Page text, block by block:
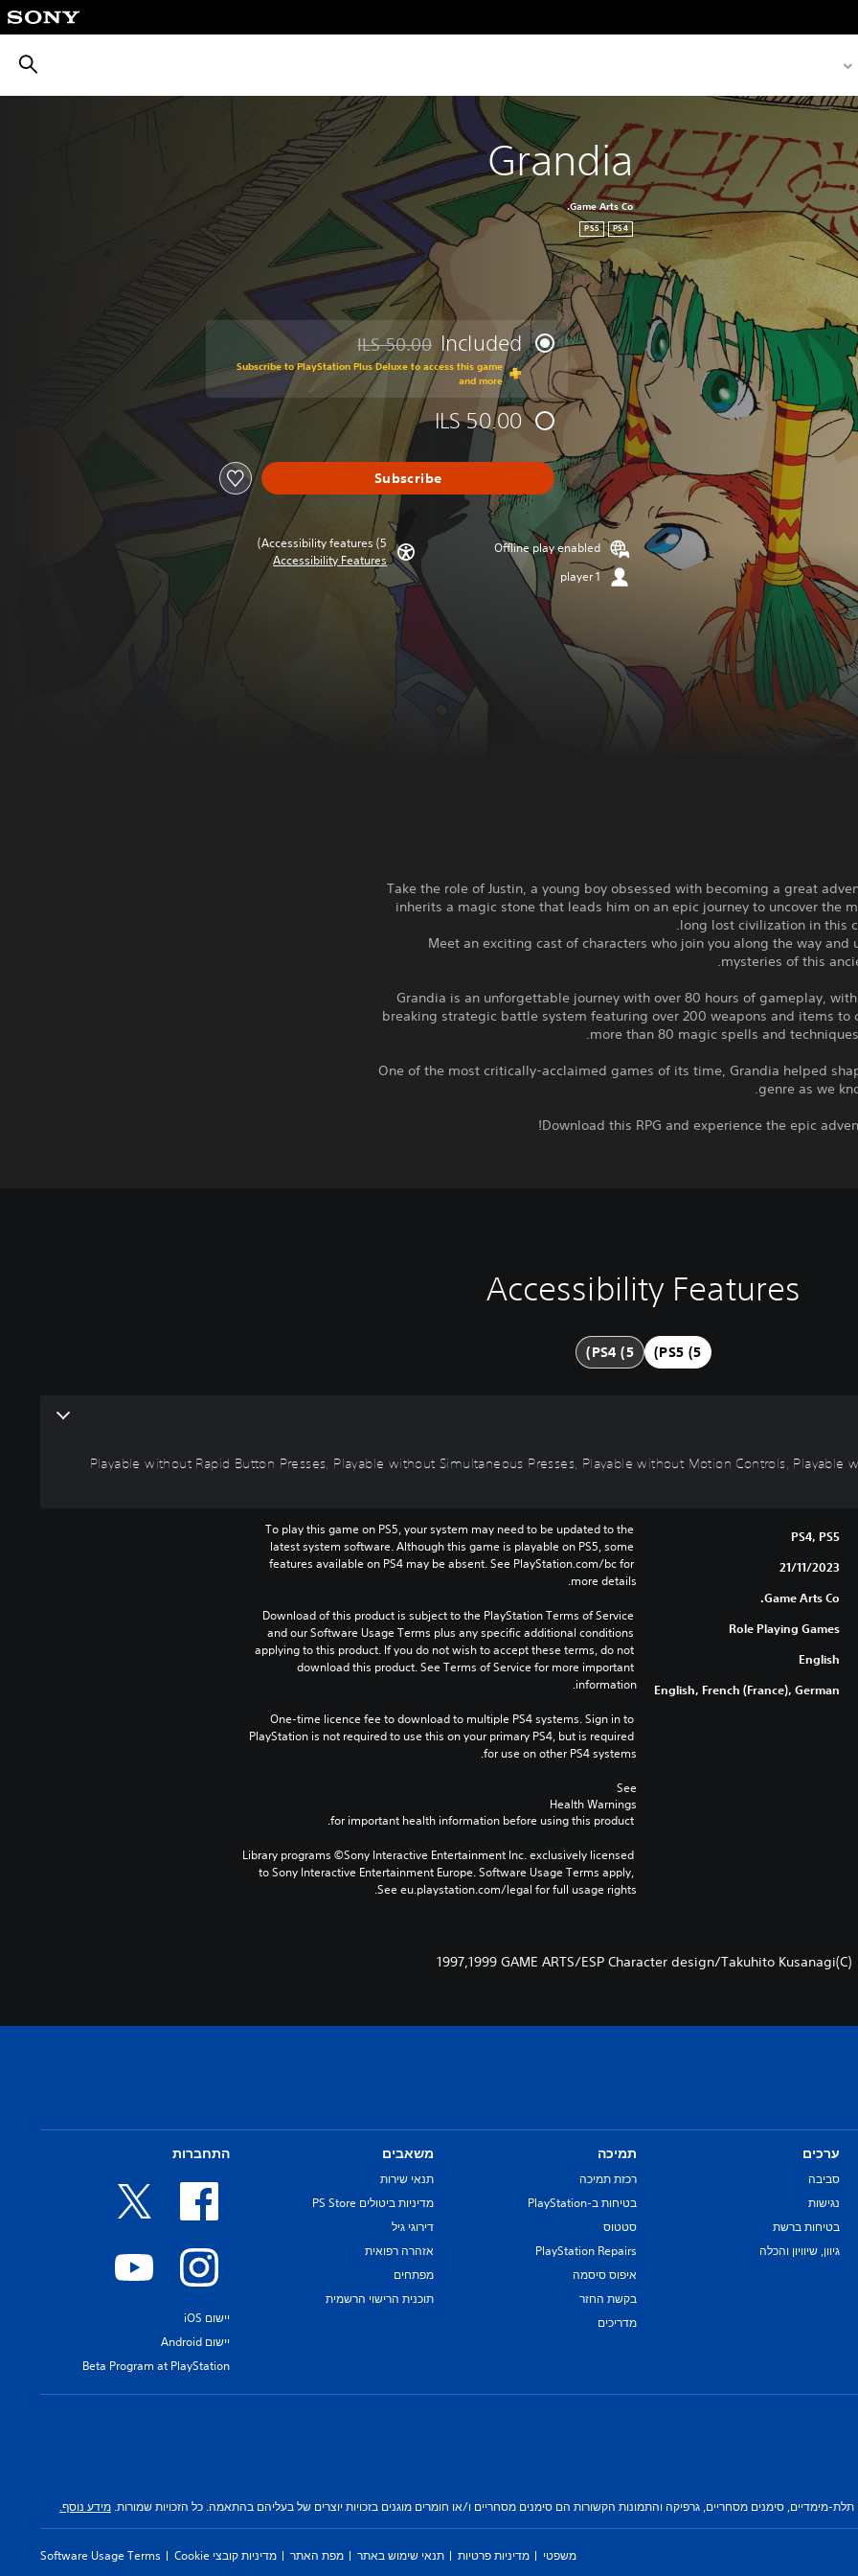
Grandia
Game Arts Co.
PS4
PS5
Included
Discounted from original price of ILS 50.00
ILS 50.00
Subscribe to PlayStation Plus Deluxe to access this game
and more
ILS 50.00
Subscribe
Offline play enabled
1 player
Accessibility features (5)
Accessibility Features
Take the role of Justin, a young boy obsessed with becoming a great
inherits a magic stone that leads him on an epic journey to uncover the
long lost civilization in this
Meet an exciting cast of characters who join you along the way and
mysteries of this
Grandia is an unforgettable journey with over 80 hours of gameplay,
breaking strategic battle system featuring over 200 weapons and items to
more than 80 magic spells and
One of the most critically-acclaimed games of its time, Grandia helped
genre as we
Download this RPG and experience the epic
Accessibility Features
PS5 (5)
PS4 (5)
Playable without Rapid Button Presses, Playable without Simultaneous Presses, Playable without Motion Controls,
PS4, PS5
21/11/2023
Game Arts Co.
Role Playing Games
English
English, French (France), German
To play this game on PS5, your system may need to be updated to the
latest system software. Although this game is playable on PS5, some
features available on PS4 may be absent. See PlayStation.com/bc for
more details.
Download of this product is subject to the PlayStation Terms of Service
and our Software Usage Terms plus any specific additional conditions
applying to this product. If you do not wish to accept these terms, do not
download this product. See Terms of Service for more important
information.
One-time licence fee to download to multiple PS4 systems. Sign in to
PlayStation is not required to use this on your primary PS4, but is required
for use on other PS4 systems.
See
Health Warnings
Library programs ©Sony Interactive Entertainment Inc. exclusively licensed
to Sony Interactive Entertainment Europe. Software Usage Terms apply,
See eu.playstation.com/legal for full usage rights.
(C)1997,1999 GAME ARTS/ESP Character design/Takuhito Kusanagi
ערכים
סביבה
נגישות
בטיחות ברשת
גיוון, שיוויון והכלה
תמיכה
רכזת תמיכה
בטיחות ב-PlayStation
סטטוס
PlayStation Repairs
איפוס סיסמה
בקשת החזר
מדריכים
משאבים
תנאי שירות
מדיניות ביטולים PS Store
דירוגי גיל
אזהרה רפואית
מפתחים
תוכנית הרישוי הרשמית
התחברות
יישום iOS
יישום Android
Beta Program at PlayStation
סימנים מסחריים, גרפיקה והתמונות הקשורות הם סימנים מסחריים ו/או חומרים מוגנים בזכויות יוצרים של בעליהם בהתאמה. כל הזכויות שמורות. מידע נוסף.
משפטי מדיניות פרטיות תנאי שימוש באתר מפת האתר מדיניות קובצי Cookie Software Usage Terms